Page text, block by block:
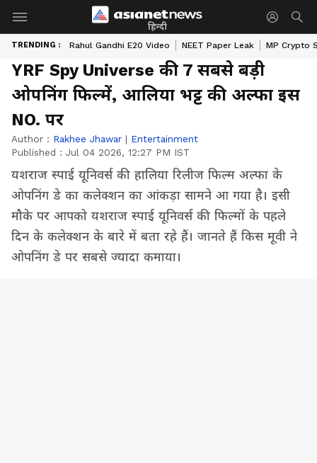
हिन्दी
TRENDING : Rahul Gandhi E20 Video NEET Paper Leak MP Crypto
YRF Spy Universe की 7 सबसे बड़ी
ओपनिंग फिल्में, आलिया भट्ट की अल्फा इस
NO. पर
Author : Rakhee Jhawar | Entertainment
Published : Jul 04 2026, 12:27 PM IST
यशराज स्पाई यूनिवर्स की हालिया रिलीज फिल्म अल्फा के
ओपनिंग डे का कलेक्शन का आंकड़ा सामने आ गया है। इसी
मौके पर आपको यशराज स्पाई यूनिवर्स की फिल्मों के पहले
दिन के कलेक्शन के बारे में बता रहे हैं। जानते हैं किस मूवी ने
ओपनिंग डे पर सबसे ज्यादा कमाया।